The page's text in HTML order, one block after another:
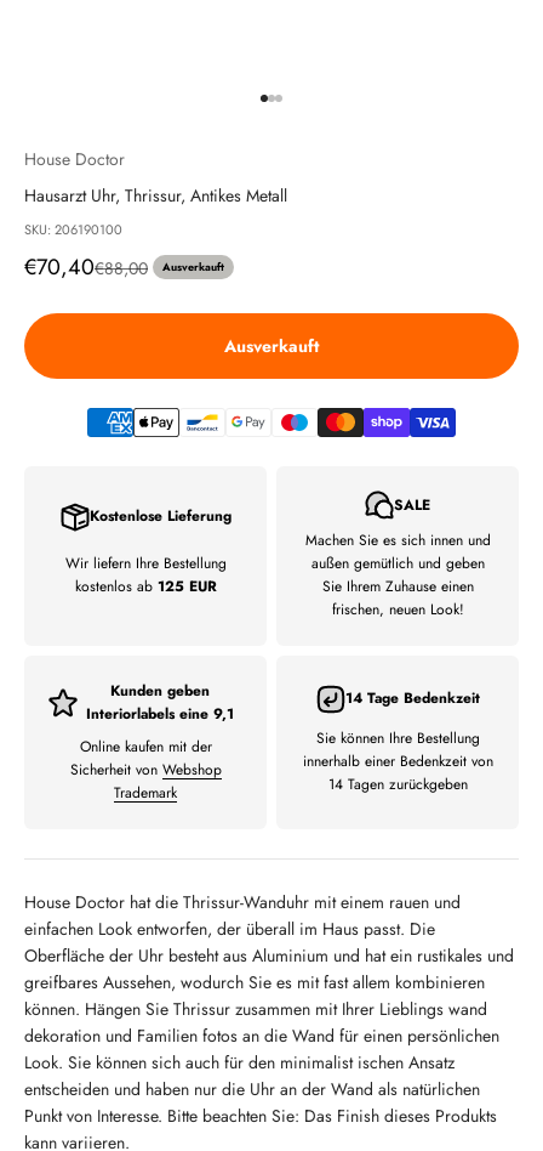
House Doctor
Hausarzt Uhr, Thrissur, Antikes Metall
SKU: 206190100
Angebot
€70,40Regulärer Preis
€88,00 Ausverkauft
Ausverkauft
Kostenlose Lieferung
Wir liefern Ihre Bestellung
kostenlos ab 125 EUR
SALE
Machen Sie es sich innen und
außen gemütlich und geben
Sie Ihrem Zuhause einen
frischen, neuen Look!
Kunden geben
Interiorlabels eine 9,1
Online kaufen mit der
Sicherheit von Webshop
Trademark
14 Tage Bedenkzeit
Sie können Ihre Bestellung
innerhalb einer Bedenkzeit von
14 Tagen zurückgeben
House Doctor hat die Thrissur-Wanduhr mit einem rauen und
einfachen Look entworfen, der überall im Haus passt. Die
Oberfläche der Uhr besteht aus Aluminium und hat ein rustikales und
greifbares Aussehen, wodurch Sie es mit fast allem kombinieren
können. Hängen Sie Thrissur zusammen mit Ihrer Lieblings wand
dekoration und Familien fotos an die Wand für einen persönlichen
Look. Sie können sich auch für den minimalist ischen Ansatz
entscheiden und haben nur die Uhr an der Wand als natürlichen
Punkt von Interesse. Bitte beachten Sie: Das Finish dieses Produkts
kann variieren.